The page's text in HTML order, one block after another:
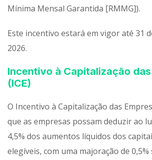
Mínima Mensal Garantida [RMMG]).
Este incentivo estará em vigor até 31
2026.
Incentivo à Capitalização
(ICE)
O Incentivo à Capitalização das
que as empresas possam deduzir ao
4,5% dos aumentos líquidos dos
elegíveis, com uma majoração de